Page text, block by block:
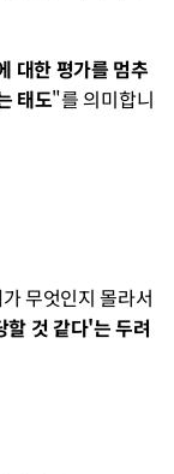
대한 평가를 멈추
태도"를 의미합니
무엇인지 몰라서
것 같다'는 두려